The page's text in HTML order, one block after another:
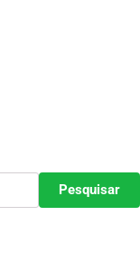
Pesquisar